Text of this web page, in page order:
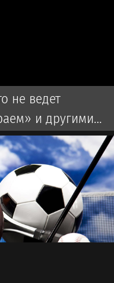
не ведет
и другими